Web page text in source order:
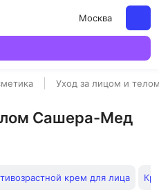
Москва
Уход за лицом и
Сашера-Мед
крем для лица